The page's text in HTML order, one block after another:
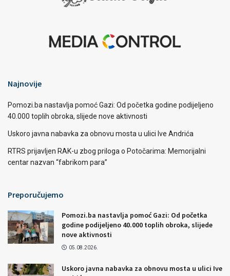
Najnovije
Pomozi.ba nastavlja pomoć Gazi: Od početka godine podijeljeno
40.000 toplih obroka, slijede nove aktivnosti
Uskoro javna nabavka za obnovu mosta u ulici Ive Andrića
RTRS prijavljen RAK-u zbog priloga o Potočarima: Memorijalni
centar nazvan “fabrikom para”
Preporučujemo
Pomozi.ba nastavlja pomoć Gazi: Od početka
godine podijeljeno 40.000 toplih obroka, slijede
nove aktivnosti
05.08.2026.
Uskoro javna nabavka za obnovu mosta u ulici Ive